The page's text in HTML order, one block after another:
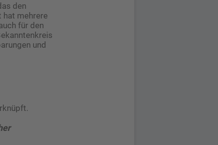
den
mehrere
für den
und